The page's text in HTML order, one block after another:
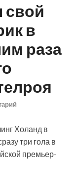
свой
в
раза
Холанд в
три гола в
премьер-